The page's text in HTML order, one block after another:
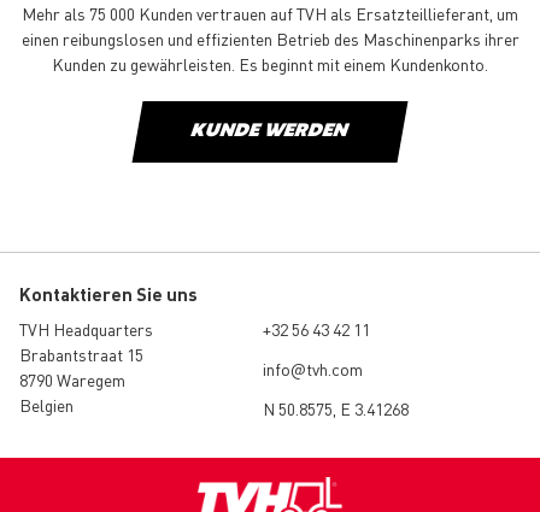
Mehr als 75 000 Kunden vertrauen auf TVH als Ersatzteillieferant, um
einen reibungslosen und effizienten Betrieb des Maschinenparks ihrer
Kunden zu gewährleisten. Es beginnt mit einem Kundenkonto.
KUNDE WERDEN
Kontaktieren Sie uns
TVH Headquarters
Brabantstraat 15
8790 Waregem
Belgien
+32 56 43 42 11
info@tvh.com
N 50.8575, E 3.41268